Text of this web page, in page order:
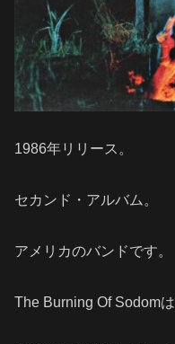
1986年リリース。
セカンド・アルバム。
アメリカのバンドです。
The Burning Of Sodom